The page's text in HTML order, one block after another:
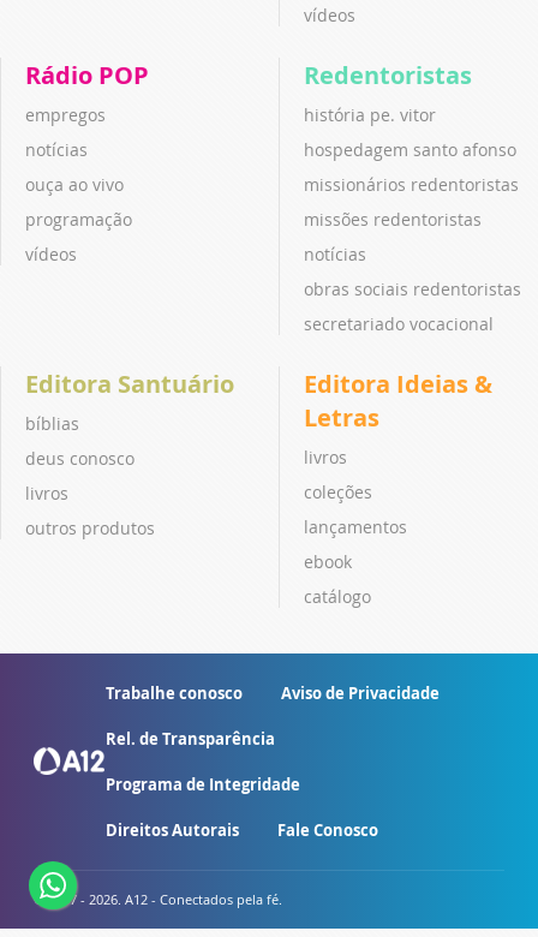
vídeos
Rádio POP
empregos
notícias
ouça ao vivo
programação
vídeos
Redentoristas
história pe. vitor
hospedagem santo afonso
missionários redentoristas
missões redentoristas
notícias
obras sociais redentoristas
secretariado vocacional
Editora Santuário
bíblias
deus conosco
livros
outros produtos
Editora Ideias &
Letras
livros
coleções
lançamentos
ebook
catálogo
Trabalhe conosco Aviso de Privacidade
Rel. de Transparência
Programa de Integridade
Direitos Autorais Fale Conosco
© 2007 - 2026. A12 - Conectados pela fé.